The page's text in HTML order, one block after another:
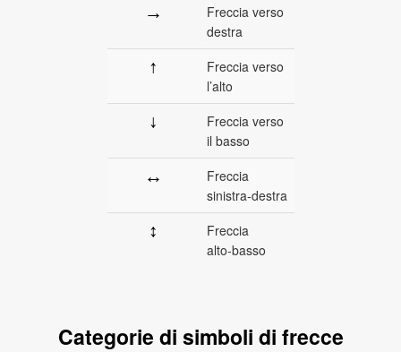
→
Freccia verso
destra
↑
Freccia verso
l’alto
↓
Freccia verso
il basso
↔
Freccia
sinistra‑destra
↕
Freccia
alto‑basso
Categorie di simboli di frecce